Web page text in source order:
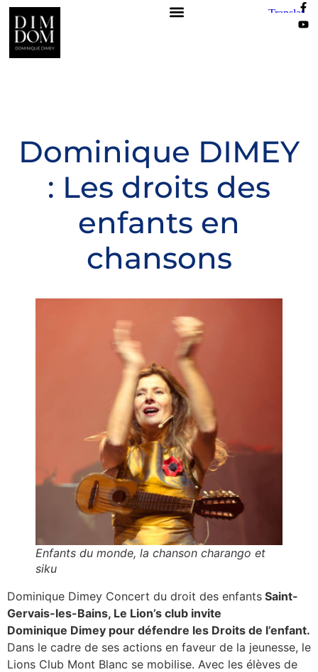
Dominique DIMEY
: Les droits des
enfants en
chansons
Enfants du monde, la chanson charango et
siku
Dominique Dimey Concert du droit des enfants Saint-
Gervais-les-Bains, Le Lion’s club invite
Dominique Dimey pour défendre les Droits de l’enfant.
Dans le cadre de ses actions en faveur de la jeunesse, le
Lions Club Mont Blanc se mobilise. Avec les élèves de